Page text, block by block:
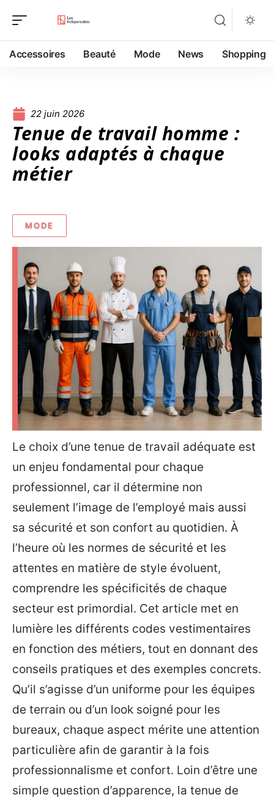
Accessoires Beauté Mode News Shopping
22 juin 2026
Tenue de travail homme :
looks adaptés à chaque
métier
MODE
Le choix d’une tenue de travail adéquate est
un enjeu fondamental pour chaque
professionnel, car il détermine non
seulement l’image de l’employé mais aussi
sa sécurité et son confort au quotidien. À
l’heure où les normes de sécurité et les
attentes en matière de style évoluent,
comprendre les spécificités de chaque
secteur est primordial. Cet article met en
lumière les différents codes vestimentaires
en fonction des métiers, tout en donnant des
conseils pratiques et des exemples concrets.
Qu’il s’agisse d’un uniforme pour les équipes
de terrain ou d’un look soigné pour les
bureaux, chaque aspect mérite une attention
particulière afin de garantir à la fois
professionnalisme et confort. Loin d’être une
simple question d’apparence, la tenue de